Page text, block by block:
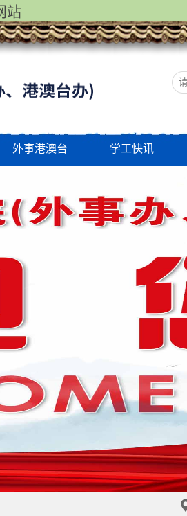
站
外事港澳台 学工快讯